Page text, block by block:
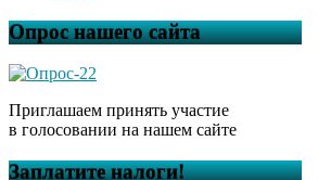
Опрос нашего сайта
Приглашаем принять участие
в голосовании на нашем сайте
Заплатите налоги!